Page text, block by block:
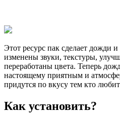
Этот ресурс пак сделает дожди
изменены звуки, текстуры,
переработаны цвета. Теперь
настоящему приятным и
придутся по вкусу тем кто
Как установить?